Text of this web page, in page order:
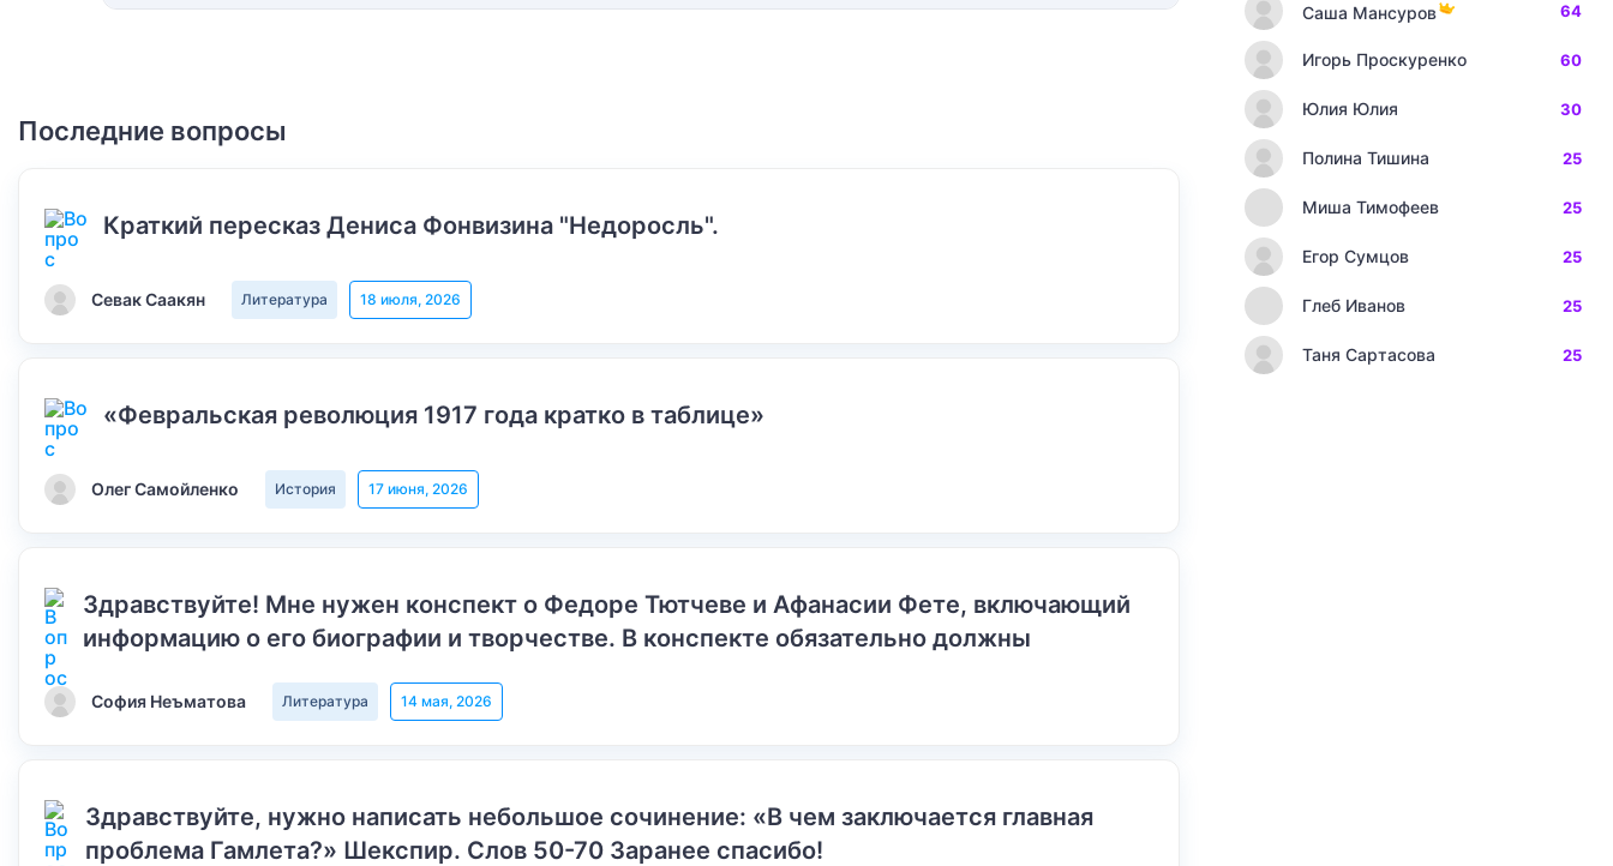
Последние вопросы
Краткий пересказ Дениса Фонвизина "Недоросль".
Севак Саакян Литература 18 июля, 2026
«Февральская революция 1917 года кратко в таблице»
Олег Самойленко История 17 июня, 2026
Здравствуйте! Мне нужен конспект о Федоре Тютчеве и Афанасии Фете, включающий
информацию о его биографии и творчестве. В конспекте обязательно должны
София Неъматова Литература 14 мая, 2026
Здравствуйте, нужно написать небольшое сочинение: «В чем заключается главная
проблема Гамлета?» Шекспир. Слов 50-70 Заранее спасибо!
Саша Мансуров 64
Игорь Проскуренко 60
Юлия Юлия 30
Полина Тишина 25
Миша Тимофеев 25
Егор Сумцов 25
Глеб Иванов 25
Таня Сартасова 25